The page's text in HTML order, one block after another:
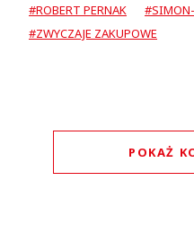
#ROBERT PERNAK
#ZWYCZAJE ZAKUPOWE
POKAŻ